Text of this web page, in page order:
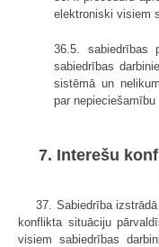
elektroniski visiem
36.5. sabiedrības
sabiedrības
sistēmā un
par
7. Interešu
37. Sabiedrība
konflikta situāciju
visiem sabiedrības